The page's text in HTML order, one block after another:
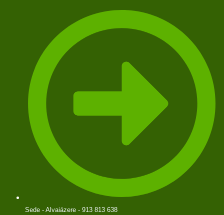
Sede - Alvaiázere - 913 813 638